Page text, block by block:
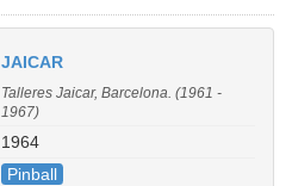
JAICAR
Talleres Jaicar, Barcelona. (1961 -
1967)
1964
Pinball